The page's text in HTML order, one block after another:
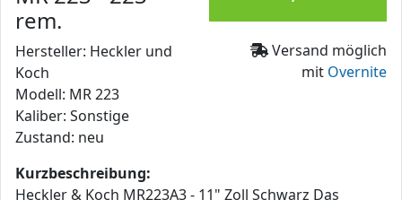
Versand möglich
mit Overnite
rem.
Hersteller: Heckler und
Koch
Modell: MR 223
Kaliber: Sonstige
Zustand: neu
Kurzbeschreibung:
Heckler & Koch MR223A3 - 11" Zoll Schwarz Das